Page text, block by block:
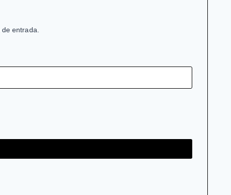
entrada.